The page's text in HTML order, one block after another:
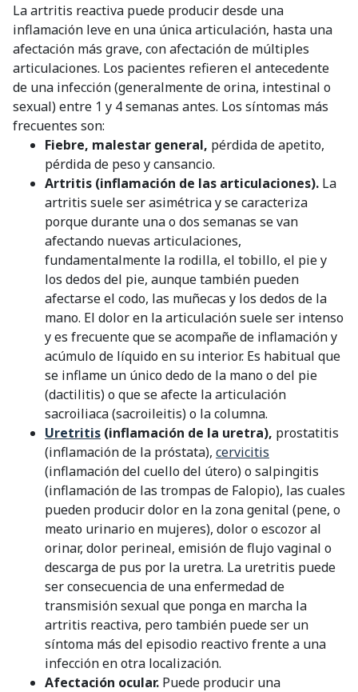
La artritis reactiva puede producir desde una
inflamación leve en una única articulación, hasta una
afectación más grave, con afectación de múltiples
articulaciones. Los pacientes refieren el antecedente
de una infección (generalmente de orina, intestinal o
sexual) entre 1 y 4 semanas antes. Los síntomas más
frecuentes son:
Fiebre, malestar general, pérdida de apetito,
pérdida de peso y cansancio.
Artritis (inflamación de las articulaciones). La
artritis suele ser asimétrica y se caracteriza
porque durante una o dos semanas se van
afectando nuevas articulaciones,
fundamentalmente la rodilla, el tobillo, el pie y
los dedos del pie, aunque también pueden
afectarse el codo, las muñecas y los dedos de la
mano. El dolor en la articulación suele ser intenso
y es frecuente que se acompañe de inflamación y
acúmulo de líquido en su interior. Es habitual que
se inflame un único dedo de la mano o del pie
(dactilitis) o que se afecte la articulación
sacroiliaca (sacroileitis) o la columna.
Uretritis (inflamación de la uretra), prostatitis
(inflamación de la próstata), cervicitis
(inflamación del cuello del útero) o salpingitis
(inflamación de las trompas de Falopio), las cuales
pueden producir dolor en la zona genital (pene, o
meato urinario en mujeres), dolor o escozor al
orinar, dolor perineal, emisión de flujo vaginal o
descarga de pus por la uretra. La uretritis puede
ser consecuencia de una enfermedad de
transmisión sexual que ponga en marcha la
artritis reactiva, pero también puede ser un
síntoma más del episodio reactivo frente a una
infección en otra localización.
Afectación ocular. Puede producir una